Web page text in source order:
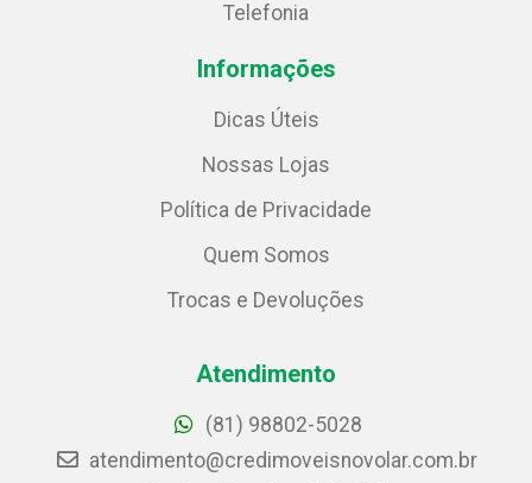
Telefonia
Informações
Dicas Úteis
Nossas Lojas
Política de Privacidade
Quem Somos
Trocas e Devoluções
Atendimento
(81) 98802-5028
atendimento@credimoveisnovolar.com.br